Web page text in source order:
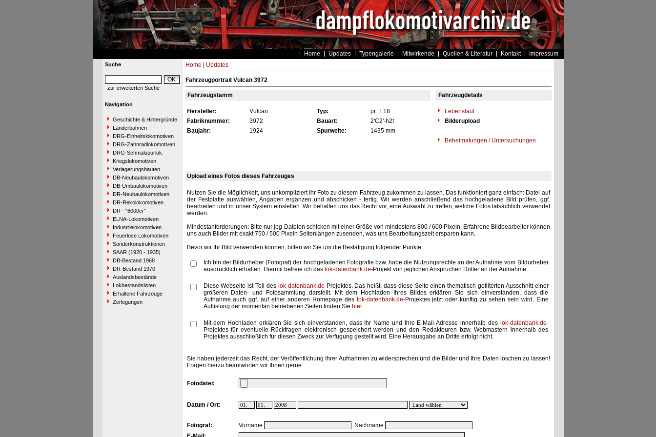
Home Updates Typengalerie Mitwirkende Quellen & Literatur Kontakt Impressum
Suche
zur erweiterten Suche
Navigation
Geschichte & Hintergründe
Länderbahnen
DRG-Einheitslokomotiven
DRG-Zahnradlokomotiven
DRG-Schmalspurlok.
Kriegslokomotiven
Verlagerungsbauten
DB-Neubaulokomotiven
DB-Umbaulokomotiven
DR-Neubaulokomotiven
DR-Rekolokomotiven
DR - "6000er"
ELNA-Lokomotiven
Industrielokomotiven
Feuerlose Lokomotiven
Sonderkonstruktionen
SAAR (1920 - 1935)
DB-Bestand 1968
DR-Bestand 1970
Auslandsbestände
Lokbestandslisten
Erhaltene Fahrzeuge
Zerlegungen
Home Updates
Fahrzeugportrait Vulcan 3972
Fahrzeugstamm Fahrzeugdetails
Hersteller: Vulcan Typ: pr. T 18
Lebenslauf
Fabriknummer:
3972 Bauart: 2'C2'-h2t
Bilderupload
Baujahr:
1924 Spurweite:
1435 mm
Beheimatungen / Untersuchungen
Upload eines Fotos dieses Fahrzeuges
Nutzen Sie die Möglichkeit, uns unkompliziert Ihr Foto zu diesem Fahrzeug zukommen zu lassen. Das funktioniert ganz einfach: Datei auf
der Festplatte auswählen, Angaben ergänzen und abschicken - fertig. Wir werden anschließend das hochgeladene Bild prüfen, ggf.
bearbeiten und in unser System einstellen. Wir behalten uns das Recht vor, eine Auswahl zu treffen, welche Fotos tatsächlich verwendet
werden.
Mindestanforderungen: Bitte nur jpg-Dateien schicken mit einer Größe von mindestens 800 / 600 Pixeln. Erfahrene Bildbearbeiter können
uns auch Bilder mit exakt 750 / 500 Pixeln Seitenlängen zusenden, was uns Bearbeitungszeit ersparen kann.
Bevor wir Ihr Bild verwenden können, bitten wir Sie um die Bestätigung folgender Punkte:
Ich bin der Bildurheber (Fotograf) der hochgeladenen Fotografie bzw. habe die Nutzungsrechte an der Aufnahme vom Bildurheber
ausdrücklich erhalten. Hiermit befreie ich das lok-datenbank.de-Projekt von jeglichen Ansprüchen Dritter an der Aufnahme.
Diese Webseite ist Teil des lok-datenbank.de-Projektes. Das heißt, dass diese Seite einen thematisch gefilterten Ausschnitt einer
größeren Daten- und Fotosammlung darstellt. Mit dem Hochladen Ihres Bildes erklären Sie sich einverstanden, dass die
Aufnahme auch ggf. auf einer anderen Homepage des lok-datenbank.de-Projektes jetzt oder künftig zu sehen sein wird. Eine
Auflistung der momentan betriebenen Seiten finden Sie hier.
Mit dem Hochladen erklären Sie sich einverstanden, dass Ihr Name und Ihre E-Mail-Adresse innerhalb des lok-datenbank.de-
Projektes für eventuelle Rückfragen elektronisch gespeichert werden und den Redakteuren bzw. Webmastern innerhalb des
Projektes ausschließlich für diesen Zweck zur Verfügung gestellt wird. Eine Herausgabe an Dritte erfolgt nicht.
Sie haben jederzeit das Recht, der Veröffentlichung Ihrer Aufnahmen zu widersprechen und die Bilder und Ihre Daten löschen zu lassen!
Fragen hierzu beantworten wir Ihnen gerne.
Fotodatei:
Datum / Ort:
Fotograf: Vorname
Nachname